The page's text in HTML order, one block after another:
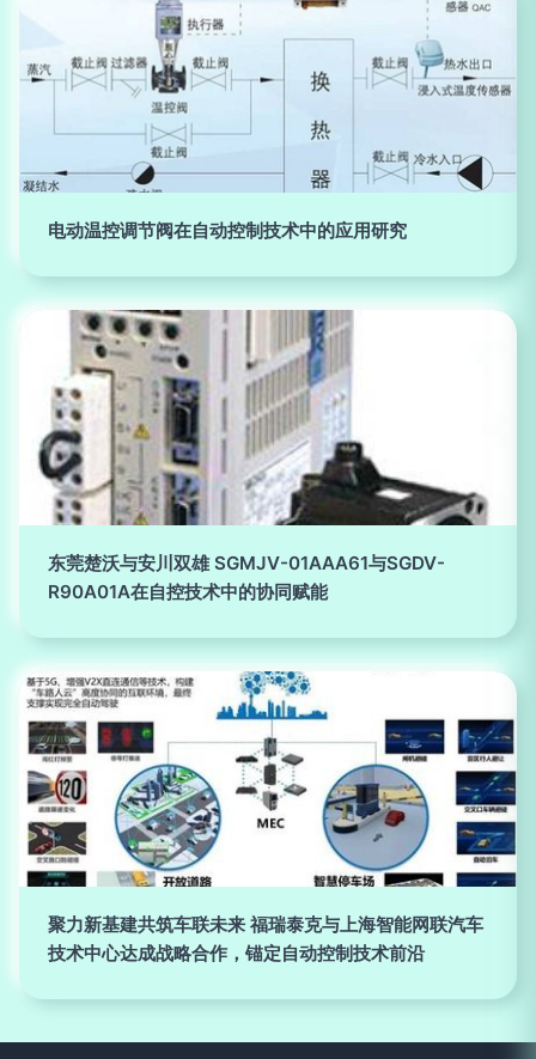
电动温控调节阀在自动控制技术中的应用研究
东莞楚沃与安川双雄 SGMJV-01AAA61与SGDV-
R90A01A在自控技术中的协同赋能
聚力新基建共筑车联未来 福瑞泰克与上海智能网联汽车
技术中心达成战略合作，锚定自动控制技术前沿